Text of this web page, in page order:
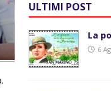
ULTIMI POST
La
6